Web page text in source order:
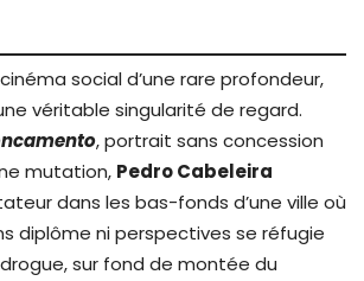
social d’une rare profondeur,
véritable singularité de regard.
, portrait sans concession
mutation, Pedro Cabeleira
dans les bas-fonds d’une ville où
diplôme ni perspectives se réfugie
sur fond de montée du